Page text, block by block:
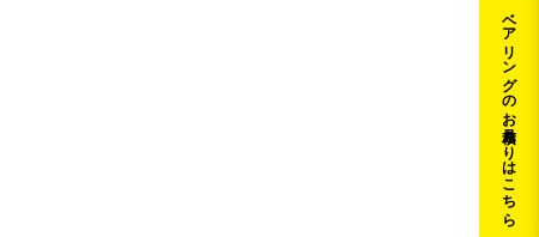
ベアリングのお見積もりはこちら